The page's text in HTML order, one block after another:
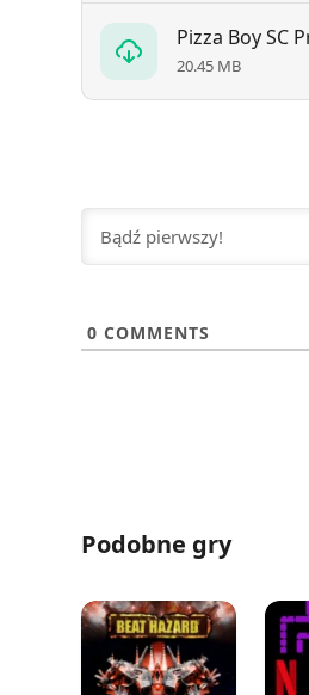
Pizza Boy SC
20.45 MB
0 COMMENTS
Podobne gry